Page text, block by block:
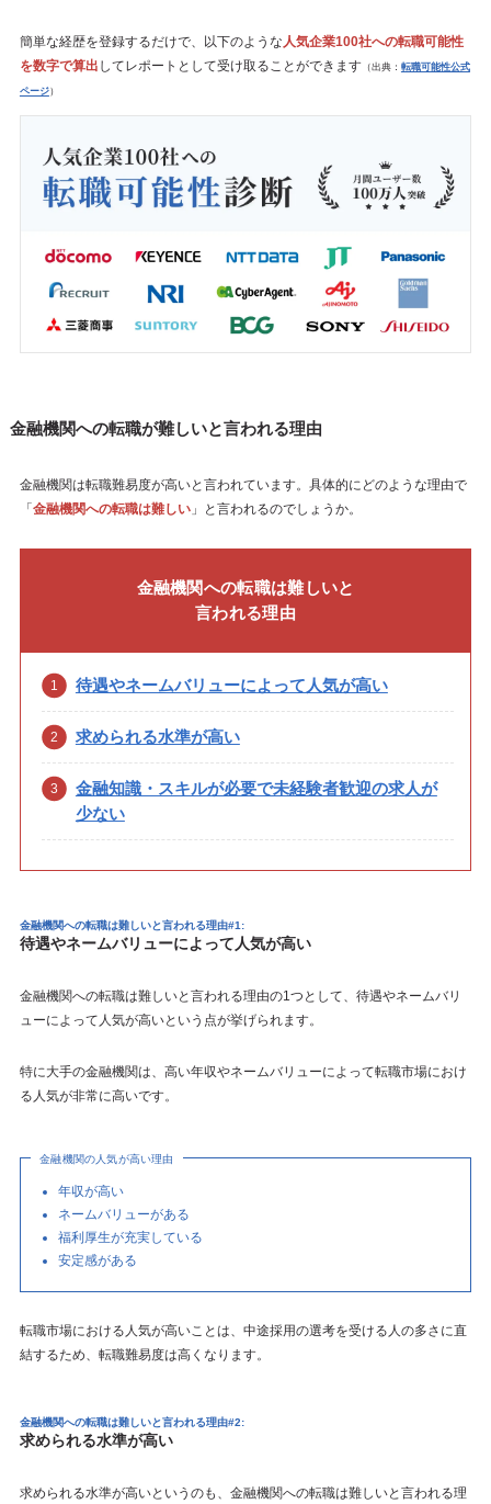
簡単な経歴を登録するだけで、以下のような 人気企業100社への転職可能性
を数字で算出 してレポートとして受け取ることができます（出典： 転職可能性公式
ページ）
金融機関への転職が難しいと言われる理由
金融機関は転職難易度が高いと言われています。具体的にどのような理由で
「 金融機関への転職は難しい」と言われるのでしょうか。
金融機関への転職は難しいと
言われる理由
待遇やネームバリューによって人気が高い
求められる水準が高い
金融知識・スキルが必要で未経験者歓迎の求人が
少ない
金融機関への転職は難しいと言われる理由#1:
待遇やネームバリューによって人気が高い
金融機関への転職は難しいと言われる理由の1つとして、待遇やネームバリ
ューによって人気が高いという点が挙げられます。
特に大手の金融機関は、高い年収やネームバリューによって転職市場におけ
る人気が非常に高いです。
金融機関の人気が高い理由
年収が高い
ネームバリューがある
福利厚生が充実している
安定感がある
転職市場における人気が高いことは、中途採用の選考を受ける人の多さに直
結するため、転職難易度は高くなります。
金融機関への転職は難しいと言われる理由#2:
求められる水準が高い
求められる水準が高いというのも、金融機関への転職は難しいと言われる理